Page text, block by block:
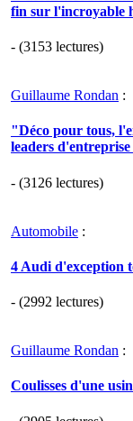
fin sur l'incroyable
- (3153 lectures)
Guillaume Rondan :
"Déco pour tous,
leaders
- (3126 lectures)
Automobile :
4 Audi d'exception
- (2992 lectures)
Guillaume Rondan :
Coulisses d'une